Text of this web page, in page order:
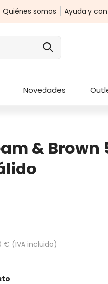
Quiénes somos Ayuda y
Novedades
& Brown
€ (IVA incluido)